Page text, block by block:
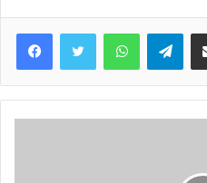
WhatsApp